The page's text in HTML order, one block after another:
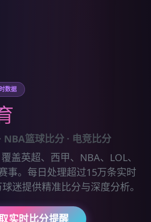
数据
NBA篮球比分 · 电竞比分
盖英超、西甲、NBA、LOL、
事。每日处理超过15万条实时
迷提供精准比分与深度分析。
实时比分提醒